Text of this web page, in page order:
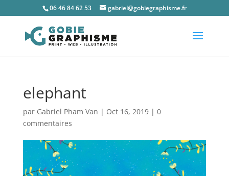
06 46 84 62 53 gabriel@gobiegraphisme.fr
elephant
par Gabriel Pham Van | Oct 16, 2019| 0
commentaires